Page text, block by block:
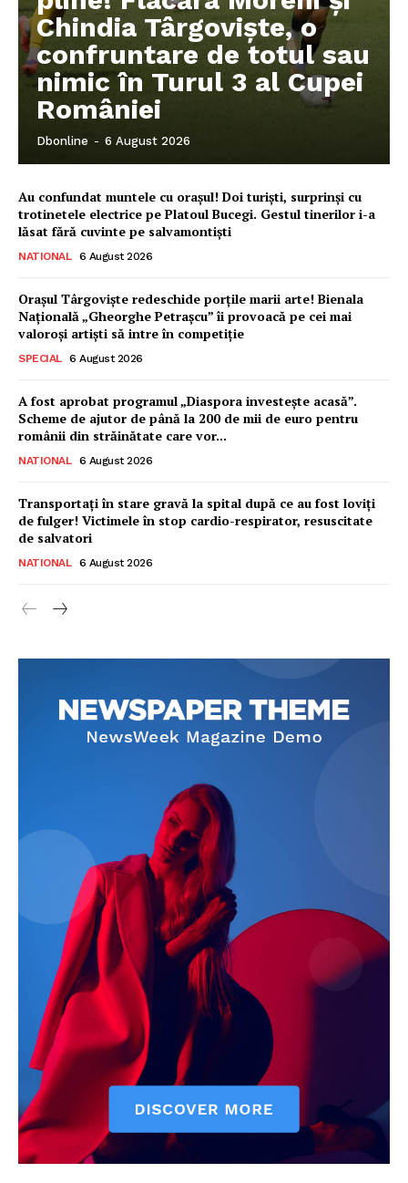
Chindia Târgoviște, o
confruntare de totul sau
nimic în Turul 3 al Cupei
României
Dbonline - 6 August 2026
Au confundat muntele cu orașul! Doi turiști, surprinși cu
trotinetele electrice pe Platoul Bucegi. Gestul tinerilor i-a
lăsat fără cuvinte pe salvamontiști
NATIONAL 6 August 2026
Orașul Târgoviște redeschide porțile marii arte! Bienala
Națională „Gheorghe Petrașcu” îi provoacă pe cei mai
valoroși artiști să intre în competiție
SPECIAL 6 August 2026
A fost aprobat programul „Diaspora investește acasă”.
Scheme de ajutor de până la 200 de mii de euro pentru
românii din străinătate care vor...
NATIONAL 6 August 2026
Transportați în stare gravă la spital după ce au fost loviți
de fulger! Victimele în stop cardio-respirator, resuscitate
de salvatori
NATIONAL 6 August 2026